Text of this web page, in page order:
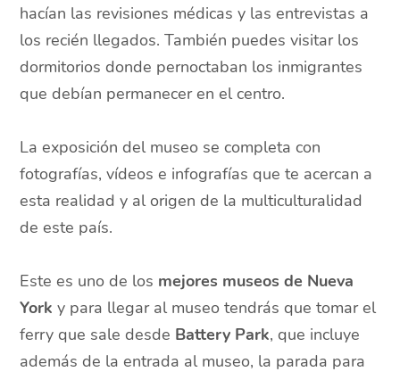
hacían las revisiones médicas y las entrevistas a
los recién llegados. También puedes visitar los
dormitorios donde pernoctaban los inmigrantes
que debían permanecer en el centro.
La exposición del museo se completa con
fotografías, vídeos e infografías que te acercan a
esta realidad y al origen de la multiculturalidad
de este país.
Este es uno de los mejores museos de Nueva
York y para llegar al museo tendrás que tomar el
ferry que sale desde Battery Park, que incluye
además de la entrada al museo, la parada para